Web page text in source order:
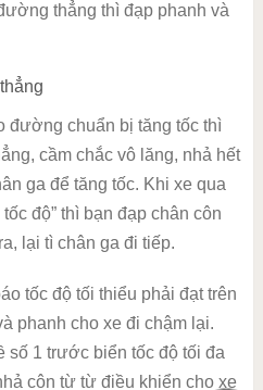
thẳng thì đạp phanh và
đường chuẩn bị tăng tốc thì
cầm chắc vô lăng, nhả hết
ga để tăng tốc. Khi xe qua
độ” thì bạn đạp chân côn
lại tì chân ga đi tiếp.
tốc độ tối thiểu phải đạt trên
phanh cho xe đi chậm lại.
số 1 trước biển tốc độ tối đa
côn từ từ điều khiển cho xe